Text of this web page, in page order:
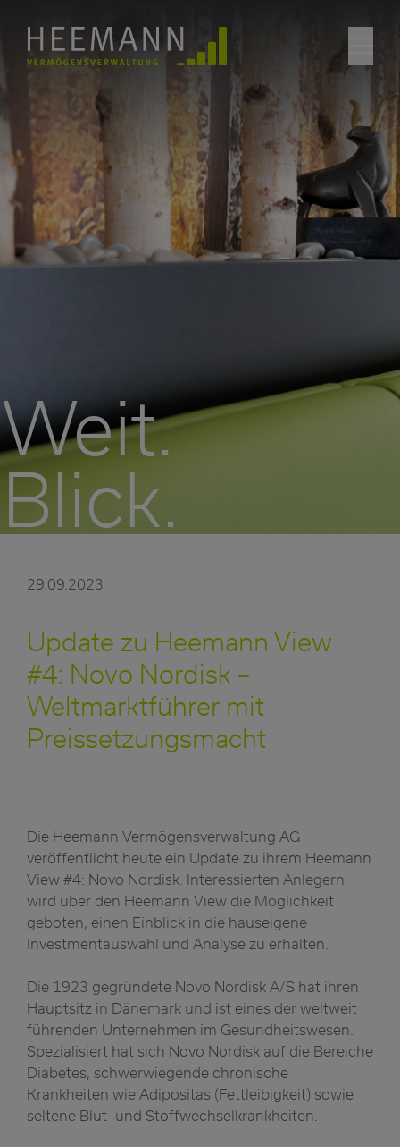
Weit.
Blick.
29.09.2023
Update zu Heemann View
#4: Novo Nordisk –
Weltmarktführer mit
Preissetzungsmacht
Die Heemann Vermögensverwaltung AG
veröffentlicht heute ein Update zu ihrem Heemann
View #4: Novo Nordisk. Interessierten Anlegern
wird über den Heemann View die Möglichkeit
geboten, einen Einblick in die hauseigene
Investmentauswahl und Analyse zu erhalten.
Die 1923 gegründete Novo Nordisk A/S hat ihren
Hauptsitz in Dänemark und ist eines der weltweit
führenden Unternehmen im Gesundheitswesen.
Spezialisiert hat sich Novo Nordisk auf die Bereiche
Diabetes, schwerwiegende chronische
Krankheiten wie Adipositas (Fettleibigkeit) sowie
seltene Blut- und Stoffwechselkrankheiten.